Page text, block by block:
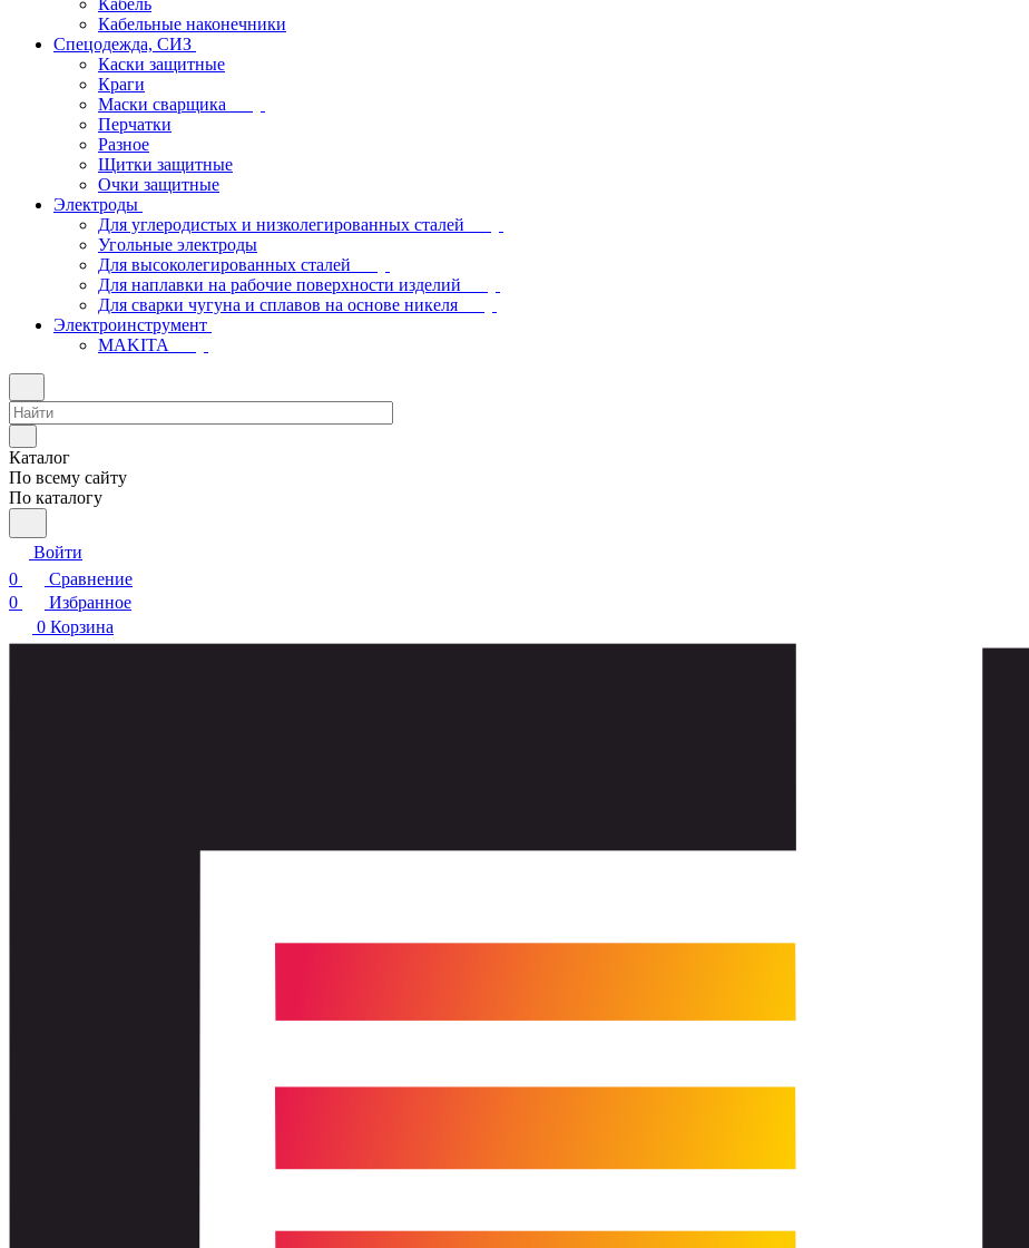
Кабель
Кабельные наконечники
Спецодежда, СИЗ
Каски защитные
Краги
Маски сварщика
Перчатки
Разное
Щитки защитные
Очки защитные
Электроды
Для углеродистых и низколегированных сталей
Угольные электроды
Для высоколегированных сталей
Для наплавки на рабочие поверхности изделий
Для сварки чугуна и сплавов на основе никеля
Электроинструмент
МAKITA
Каталог
По всему сайту
По каталогу
Войти
0
Сравнение
0
Избранное
0 Корзина